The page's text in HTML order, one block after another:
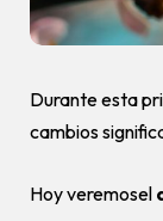
Durante esta
cambios
Hoy veremosel